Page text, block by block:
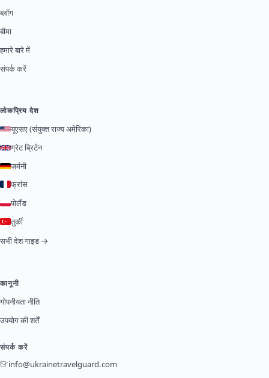
ब्लॉग
बीमा
हमारे बारे में
संपर्क करें
लोकप्रिय देश
यूएसए (संयुक्त राज्य अमेरिका)
ग्रेट ब्रिटेन
जर्मनी
फ्रांस
पोलैंड
तुर्की
सभी देश गाइड →
कानूनी
गोपनीयता नीति
उपयोग की शर्तें
संपर्क करें
info@ukrainetravelguard.com